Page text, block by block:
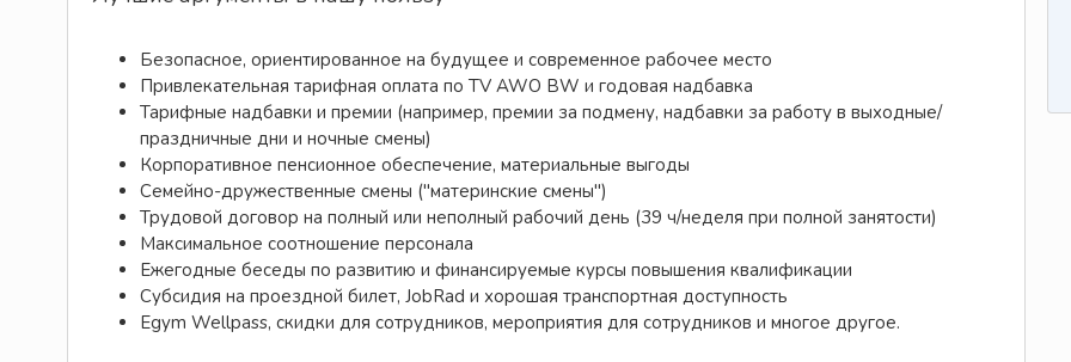
Безопасное, ориентированное на будущее и современное рабочее место
Привлекательная тарифная оплата по TV AWO BW и годовая надбавка
Тарифные надбавки и премии (например, премии за подмену, надбавки за работу в выходные/
праздничные дни и ночные смены)
Корпоративное пенсионное обеспечение, материальные выгоды
Семейно-дружественные смены ("материнские смены")
Трудовой договор на полный или неполный рабочий день (39 ч/неделя при полной занятости)
Максимальное соотношение персонала
Ежегодные беседы по развитию и финансируемые курсы повышения квалификации
Субсидия на проездной билет, JobRad и хорошая транспортная доступность
Egym Wellpass, скидки для сотрудников, мероприятия для сотрудников и многое другое.